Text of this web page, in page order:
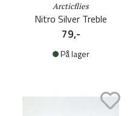
Arcticflies
Nitro Silver Treble
79,-
På lager